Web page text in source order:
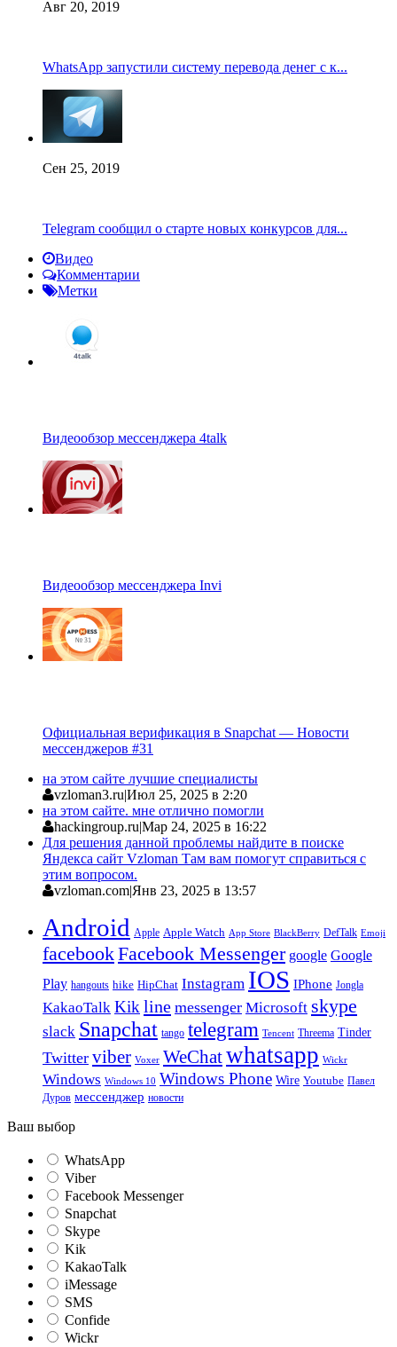
Авг 20, 2019
WhatsApp запустили систему перевода денег с к...
Сен 25, 2019
Telegram сообщил о старте новых конкурсов для...
Видео
Комментарии
Метки
Видеообзор мессенджера 4talk
Видеообзор мессенджера Invi
Официальная верификация в Snapchat — Новости
мессенджеров #31
на этом сайте лучшие специалисты
vzloman3.ru|Июл 25, 2025 в 2:20
на этом сайте. мне отлично помогли
hackingroup.ru|Мар 24, 2025 в 16:22
Для решения данной проблемы найдите в поиске
Яндекса сайт Vzloman Там вам помогут справиться с
этим вопросом.
vzloman.com|Янв 23, 2025 в 13:57
Android Apple Apple Watch App Store BlackBerry DefTalk Emoji
facebookFacebook Messenger google Google
Play hangouts hike HipChat Instagram IOS IPhone Jongla
KakaoTalk Kik line messenger Microsoft skype
slack Snapchat tango telegram Tencent Threema Tinder
Twitter viber Voxer WeChatwhatsapp Wickr
Windows Windows 10 Windows Phone Wire Youtube Павел
Дуров мессенджер новости
Ваш выбор
WhatsApp
Viber
Facebook Messenger
Snapchat
Skype
Kik
KakaoTalk
iMessage
SMS
Confide
Wickr